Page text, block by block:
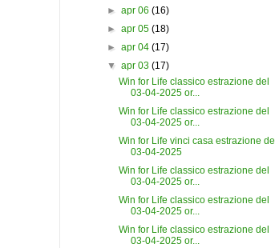
► apr 06 (16)
► apr 05 (18)
► apr 04 (17)
▼ apr 03 (17)
Win for Life classico estrazione del
03-04-2025 or...
Win for Life classico estrazione del
03-04-2025 or...
Win for Life vinci casa estrazione del
03-04-2025
Win for Life classico estrazione del
03-04-2025 or...
Win for Life classico estrazione del
03-04-2025 or...
Win for Life classico estrazione del
03-04-2025 or...